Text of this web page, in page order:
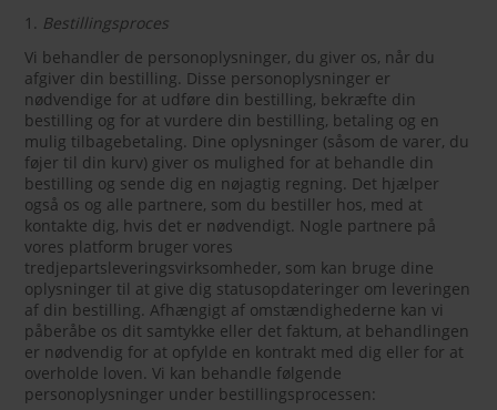
1. Bestillingsproces
Vi behandler de personoplysninger, du giver os, når du
afgiver din bestilling. Disse personoplysninger er
nødvendige for at udføre din bestilling, bekræfte din
bestilling og for at vurdere din bestilling, betaling og en
mulig tilbagebetaling. Dine oplysninger (såsom de varer, du
føjer til din kurv) giver os mulighed for at behandle din
bestilling og sende dig en nøjagtig regning. Det hjælper
også os og alle partnere, som du bestiller hos, med at
kontakte dig, hvis det er nødvendigt. Nogle partnere på
vores platform bruger vores
tredjepartsleveringsvirksomheder, som kan bruge dine
oplysninger til at give dig statusopdateringer om leveringen
af din bestilling. Afhængigt af omstændighederne kan vi
påberåbe os dit samtykke eller det faktum, at behandlingen
er nødvendig for at opfylde en kontrakt med dig eller for at
overholde loven. Vi kan behandle følgende
personoplysninger under bestillingsprocessen: